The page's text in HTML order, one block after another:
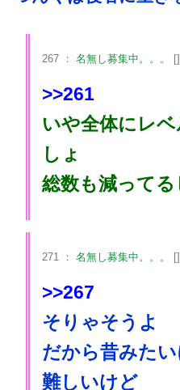
267 ： 名無し募集中。。。
>>261
いや全体にレ
しょ
総数も減ってる
271 ： 名無し募集中。。。
>>267
そりゃそうよ
だから昔みた
難しいけど